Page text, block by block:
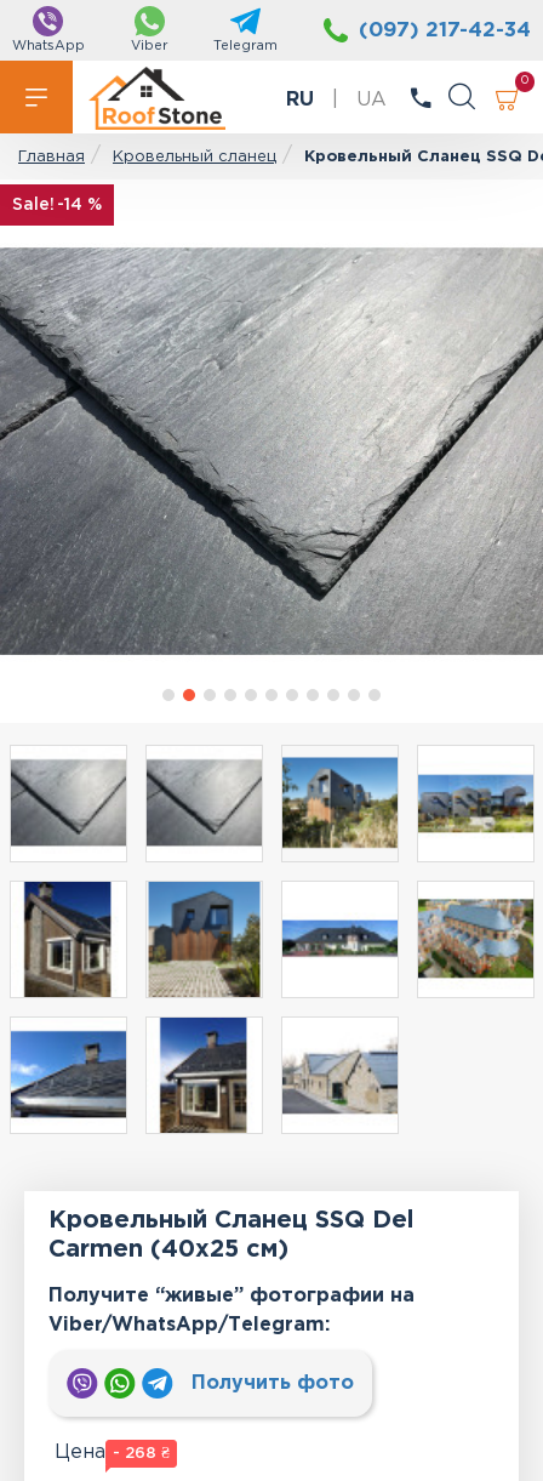
WhatsApp Viber Telegram
(097) 217-42-34
RU UA
0
Главная Кровельный сланец Кровельный Сланец SSQ
-14 %
Кровельный Сланец SSQ Del
Carmen (40х25 см)
Получите “живые” фотографии на
Viber/WhatsApp/Тelegram:
Получить фото
Цена - 268 ₴